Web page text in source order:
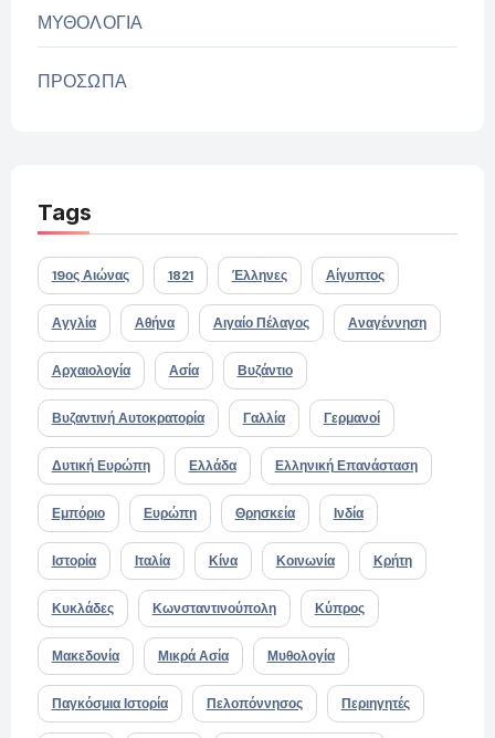
ΜΥΘΟΛΟΓΙΑ
ΠΡΟΣΩΠΑ
Tags
19ος Αιώνας 1821 Έλληνες Αίγυπτος
Αγγλία Αθήνα Αιγαίο Πέλαγος Αναγέννηση
Αρχαιολογία Ασία Βυζάντιο
Βυζαντινή Αυτοκρατορία Γαλλία Γερμανοί
Δυτική Ευρώπη Ελλάδα Ελληνική Επανάσταση
Εμπόριο Ευρώπη Θρησκεία Ινδία
Ιστορία Ιταλία Κίνα Κοινωνία Κρήτη
Κυκλάδες Κωνσταντινούπολη Κύπρος
Μακεδονία Μικρά Ασία Μυθολογία
Παγκόσμια Ιστορία Πελοπόννησος Περιηγητές